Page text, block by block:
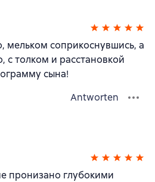
соприкоснувшись, а
с толком и расстановкой
сына!
Antworten
пронизано глубокими